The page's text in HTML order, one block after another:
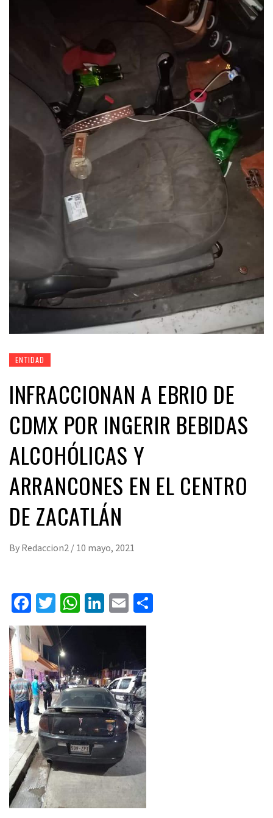
ENTIDAD
INFRACCIONAN A EBRIO DE
CDMX POR INGERIR BEBIDAS
ALCOHÓLICAS Y
ARRANCONES EN EL CENTRO
DE ZACATLÁN
By Redaccion2 / 10 mayo, 2021
Facebook
Twitter
WhatsApp
LinkedIn
Email